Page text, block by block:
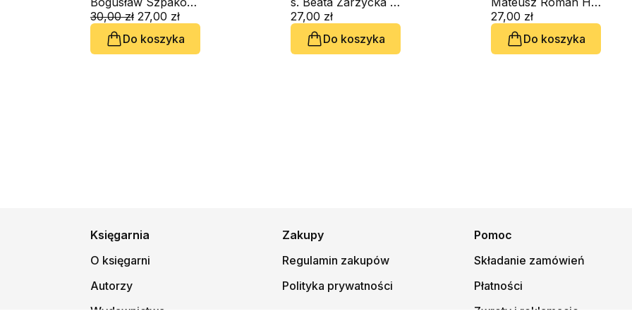
duchowym (CD-
audiobook)
30,00 zł 27,00 zł
Do koszyka
27,00 zł
Do koszyka
(CD-audiobook)
27,00 zł
Do koszyka
Księgarnia
O księgarni
Autorzy
Wydawnictwa
Zakupy
Regulamin zakupów
Polityka prywatności
Pomoc
Składanie zamówień
Płatności
Zwroty i reklamacje